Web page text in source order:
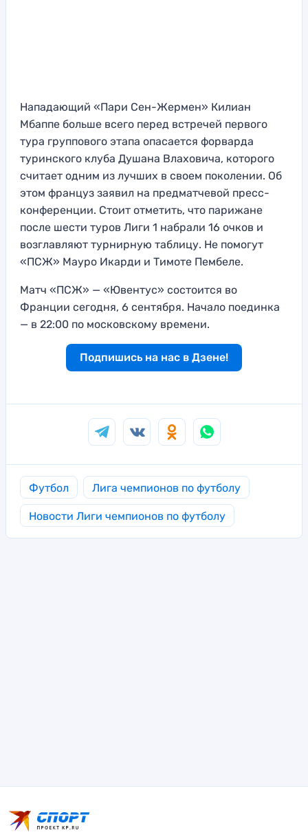
Нападающий «Пари Сен-Жермен» Килиан
Мбаппе больше всего перед встречей первого
тура группового этапа опасается форварда
туринского клуба Душана Влаховича, которого
считает одним из лучших в своем поколении. Об
этом француз заявил на предматчевой пресс-
конференции. Стоит отметить, что парижане
после шести туров Лиги 1 набрали 16 очков и
возглавляют турнирную таблицу. Не помогут
«ПСЖ» Мауро Икарди и Тимоте Пембеле.
Матч «ПСЖ» — «Ювентус» состоится во
Франции сегодня, 6 сентября. Начало поединка
— в 22:00 по московскому времени.
Подпишись на нас в Дзене!
Футбол Лига чемпионов по футболу
Новости Лиги чемпионов по футболу